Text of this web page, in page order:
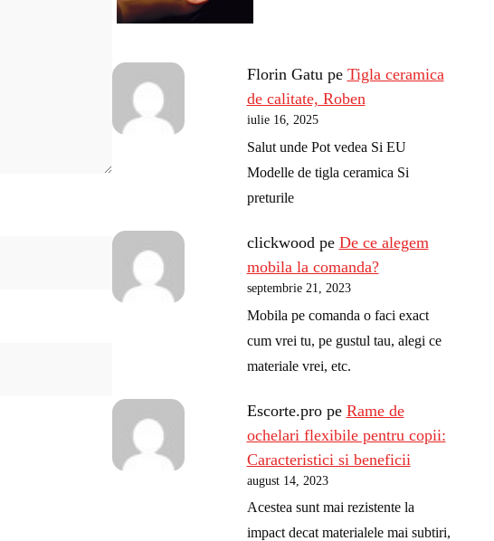
Florin Gatupe Tigla ceramica
de calitate, Roben
iulie 16, 2025
Salut unde Pot vedea Si EU
Modelle de tigla ceramica Si
preturile
clickwood pe De ce alegem
mobila la comanda?
septembrie 21, 2023
Mobila pe comanda o faci exact
cum vrei tu, pe gustul tau, alegi ce
materiale vrei, etc.
Escorte.prope Rame de
ochelari flexibile pentru copii:
Caracteristici si beneficii
august 14, 2023
Acestea sunt mai rezistente la
impact decat materialele mai subtiri,